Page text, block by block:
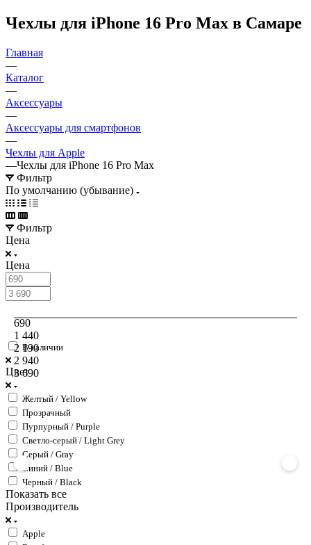
Чехлы для iPhone 16 Pro Max в Самаре
Главная
—
Каталог
—
Аксессуары
—
Аксессуары для смартфонов
—
Чехлы для Apple
—Чехлы для iPhone 16 Pro Max
Фильтр
По умолчанию (убывание)
Фильтр
Цена
Цена
690
1 440
2 190
2 940
3 690
В наличии
Цвет
Желтый / Yellow
Прозрачный
Пурпурный / Purple
Светло-серый / Light Grey
Серый / Gray
Синий / Blue
Черный / Black
Показать все
Производитель
Apple